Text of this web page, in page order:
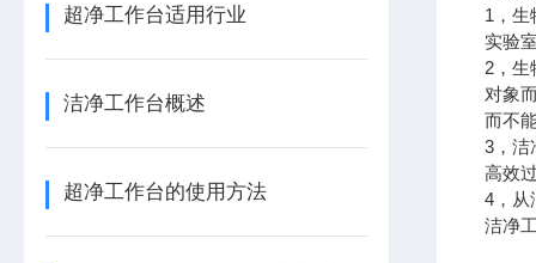
超净工作台适用行业
洁净工作台概述
超净工作台的使用方法
1，生
实验
2，生
对象
而不
3，洁
高效
4，从
洁净